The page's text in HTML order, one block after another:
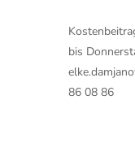
bis
86 08 86